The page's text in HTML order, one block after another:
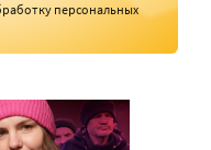
персональных